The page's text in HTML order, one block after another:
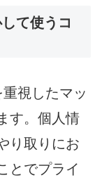
て使うコ
視したマッ
す。個人情
り取りにお
とでプライ